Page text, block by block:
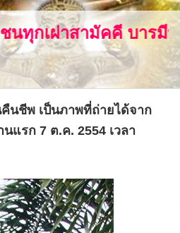
รมีพระแก้วเนรมิตวัด
นชีพ เป็นภาพที่ถ่ายได้จาก
แรก 7 ต.ค. 2554 เวลา